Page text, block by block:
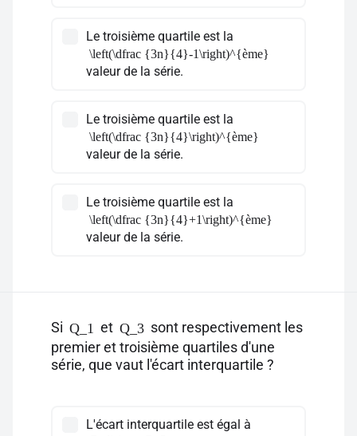
Le troisième quartile est la
\left(\dfrac {3n}{4}-1\right)^{ème}
valeur de la série.
Le troisième quartile est la
\left(\dfrac {3n}{4}\right)^{ème}
valeur de la série.
Le troisième quartile est la
\left(\dfrac {3n}{4}+1\right)^{ème}
valeur de la série.
Si Q_1 et Q_3 sont respectivement les
premier et troisième quartiles d'une
série, que vaut l'écart interquartile ?
L'écart interquartile est égal à